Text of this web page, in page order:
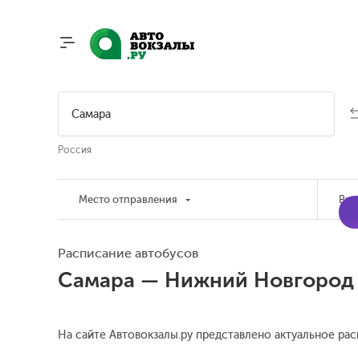
Россия
Место отправления
Расписание автобусов
Самара — Нижний Новгород
На сайте Автовокзалы.ру представлено актуальное